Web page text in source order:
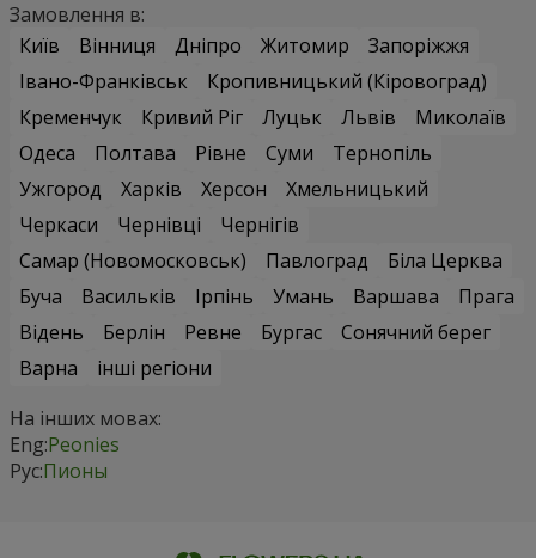
Замовлення в:
Київ
Вінниця Дніпро Житомир
Запоріжжя
Івано-Франківськ
Кропивницький (Кіровоград)
Кременчук
Кривий Ріг Луцьк Львів
Миколаїв
Одеса
Полтава Рівне Суми
Тернопіль
Ужгород
Харків Херсон
Хмельницький
Черкаси
Чернівці
Чернігів
Самар (Новомосковськ)
Павлоград
Біла Церква
Буча
Васильків Ірпінь Умань Варшава
Прага
Відень
Берлін Ревне Бургас
Сонячний берег
Варна
інші регіони
На інших мовах:
Eng:Peonies
Рус:Пионы